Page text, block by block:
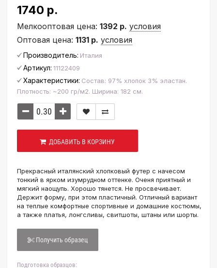
1740 р.
Мелкооптовая цена: 1392 р. условия
Оптовая цена: 1131 р. условия
Производитель: Италия
Артикул: 11122409
Характеристики: Состав: 97% хлопок 3% эластан.
Плотность: ~200 гр/м2. Ширина: 182 см.
ДОБАВИТЬ В КОРЗИНУ
Прекрасный италянский хлопковый футер с начесом
тонкий в ярком изумрудном оттенке. Оченя приятный и
мягкий наощупь. Хорошо тянется. Не просвечивает.
Держит форму, при этом пластичный. Отличный вариант
на теплые комфортные спортивные и домашние костюмы,
а также платья, лонгсливы, свитшоты, штаны или шорты.
Получить образец
Подготовка образцов: